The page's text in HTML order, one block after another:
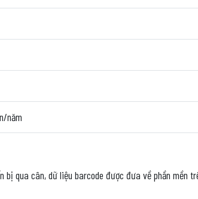
năm
qua cân, dữ liệu barcode được đưa về phần mền